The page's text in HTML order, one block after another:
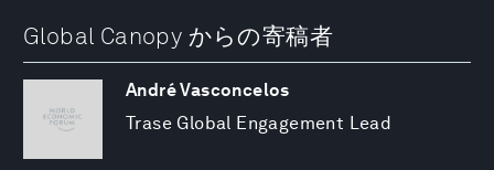
Global Canopy からの寄稿者
André Vasconcelos
Trase Global Engagement Lead